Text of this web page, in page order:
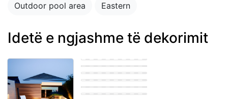
Outdoor pool area Eastern
Idetë e ngjashme të dekorimit
Outdoor pool area
Modern Outdoor
pool area
Modern Outdoor
pool area
Modern Outdoor
pool area
Modern Outdoor
pool area
Modern Outdoor
pool area